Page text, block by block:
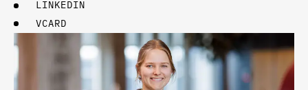
LINKEDIN
VCARD